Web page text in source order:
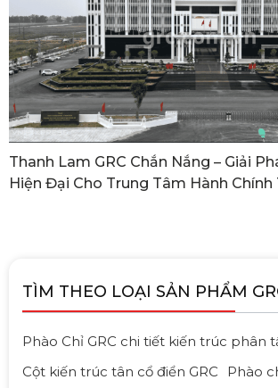
Thanh Lam GRC Chắn Nắng – Giải
Hiện Đại Cho Trung Tâm Hành Chính
TÌM THEO LOẠI SẢN PHẨM
Phào Chỉ GRC chi tiết kiến trúc phân
Cột kiến trúc tân cổ điển GRC
Phào